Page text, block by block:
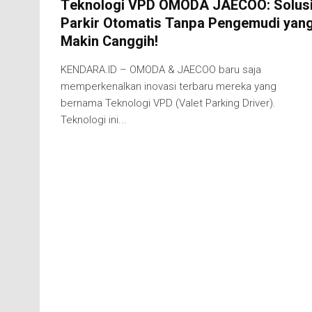
Teknologi VPD OMODA JAECOO:
Parkir Otomatis Tanpa Pengemudi
Makin Canggih!
KENDARA.ID – OMODA & JAECOO baru saja
memperkenalkan inovasi terbaru mereka yang
bernama Teknologi VPD (Valet Parking Driver).
Teknologi ini...